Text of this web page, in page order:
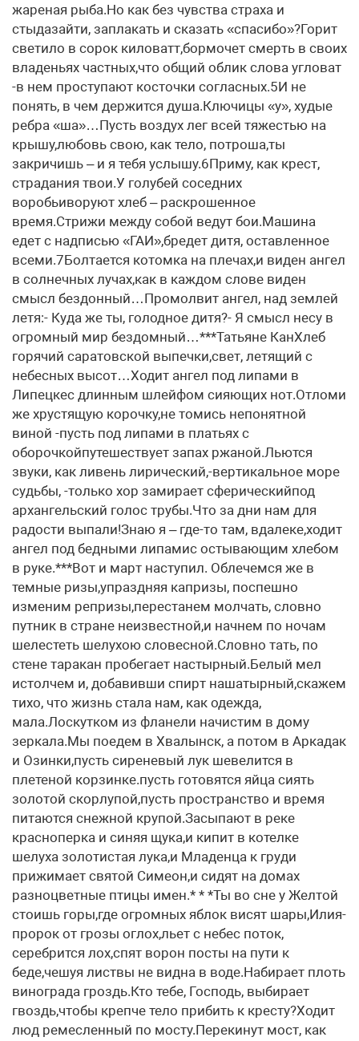
жареная рыба.Но как без чувства страха и
стыдазайти, заплакать и сказать «спасибо»?Горит
светило в сорок киловатт,бормочет смерть в своих
владеньях частных,что общий облик слова угловат
-в нем проступают косточки согласных.5И не
понять, в чем держится душа.Ключицы «у», худые
ребра «ша»…Пусть воздух лег всей тяжестью на
крышу,любовь свою, как тело, потроша,ты
закричишь – и я тебя услышу.6Приму, как крест,
страдания твои.У голубей соседних
воробьиворуют хлеб – раскрошенное
время.Стрижи между собой ведут бои.Машина
едет с надписью «ГАИ»,бредет дитя, оставленное
всеми.7Болтается котомка на плечах,и виден ангел
в солнечных лучах,как в каждом слове виден
смысл бездонный…Промолвит ангел, над землей
летя:- Куда же ты, голодное дитя?- Я смысл несу в
огромный мир бездомный…***Татьяне КанХлеб
горячий саратовской выпечки,свет, летящий с
небесных высот…Ходит ангел под липами в
Липецкес длинным шлейфом сияющих нот.Отломи
же хрустящую корочку,не томись непонятной
виной -пусть под липами в платьях с
оборочкойпутешествует запах ржаной.Льются
звуки, как ливень лирический,-вертикальное море
судьбы, -только хор замирает сферическийпод
архангельский голос трубы.Что за дни нам для
радости выпали!Знаю я – где-то там, вдалеке,ходит
ангел под бедными липамис остывающим хлебом
в руке.***Вот и март наступил. Облечемся же в
темные ризы,упраздняя капризы, поспешно
изменим репризы,перестанем молчать, словно
путник в стране неизвестной,и начнем по ночам
шелестеть шелухою словесной.Словно тать, по
стене таракан пробегает настырный.Белый мел
истолчем и, добавивши спирт нашатырный,скажем
тихо, что жизнь стала нам, как одежда,
мала.Лоскутком из фланели начистим в дому
зеркала.Мы поедем в Хвалынск, а потом в Аркадак
и Озинки,пусть сиреневый лук шевелится в
плетеной корзинке.пусть готовятся яйца сиять
золотой скорлупой,пусть пространство и время
питаются снежной крупой.Засыпают в реке
красноперка и синяя щука,и кипит в котелке
шелуха золотистая лука,и Младенца к груди
прижимает святой Симеон,и сидят на домах
разноцветные птицы имен.* * *Ты во сне у Желтой
стоишь горы,где огромных яблок висят шары,Илия-
пророк от грозы оглох,льет с небес поток,
серебрится лох,спят ворон посты на пути к
беде,чешуя листвы не видна в воде.Набирает плоть
винограда гроздь.Кто тебе, Господь, выбирает
гвоздь,чтобы крепче тело прибить к кресту?Ходит
люд ремесленный по мосту.Перекинут мост, как